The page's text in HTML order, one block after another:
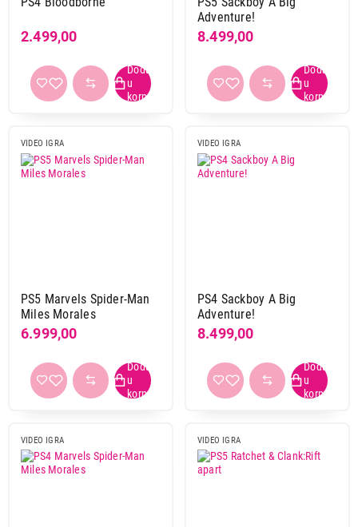
2.499,00
Adventure!
8.499,00
VIDEO IGRA
PS5 Marvels Spider-Man
Miles Morales
6.999,00
VIDEO IGRA
PS4 Sackboy A Big
Adventure!
8.499,00
VIDEO IGRA VIDEO IGRA
4.999,00
VIDEO IGRE
Proizvod je dodat u korpu.
Nastavi kupovinu